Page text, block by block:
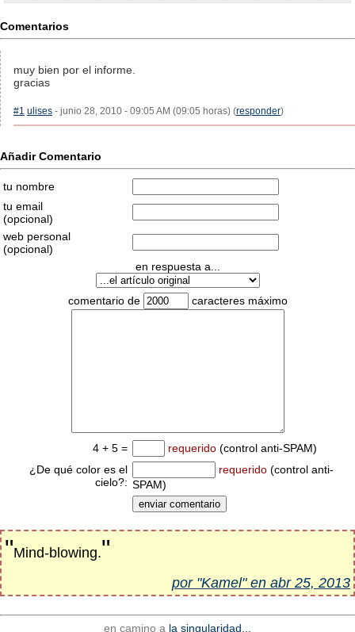
Comentarios
muy bien por el informe.
gracias
#1 ulises - junio 28, 2010 - 09:05 AM (09:05 horas) (responder)
Añadir Comentario
tu nombre
tu email
(opcional)
web personal
(opcional)
en respuesta a...
comentario de caracteres máximo
4 + 5 = requerido (control anti-SPAM)
¿De qué color es el
cielo?:
requerido (control anti-
SPAM)
"Mind-blowing."
por "Kamel" en abr 25, 2013
en camino a la singularidad...